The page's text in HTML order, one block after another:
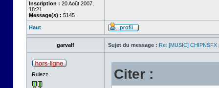
Inscription : 20 Août 2007,
18:21
Message(s) : 5145
Haut
garvalf Sujet du message : Re: [MUSIC]
Rulezz Citer :